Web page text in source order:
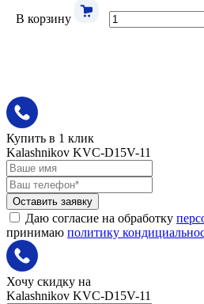
В корзину
Купить в 1 клик
Kalashnikov KVC-D15V-11
Оставить заявку
Даю согласие на обработку
принимаю политику
Хочу скидку на
Kalashnikov KVC-D15V-11